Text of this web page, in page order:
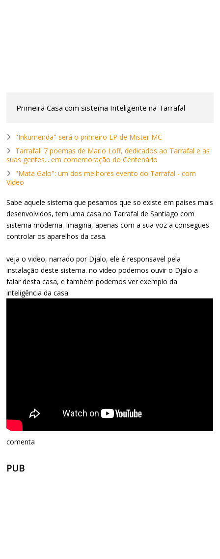
Primeira Casa com sistema Inteligente na Tarrafal
"Inkumenda" será o primeiro EP de Mister MC
Tarrafal: 7 poemas de Mario Loff, dedicados ao Tarrafal e as
suas gentes... em comemoração do Centenário
"Mata Galo": um dos melhores evento do Tarrafal - com
Video
Sabe aquele sistema que pesamos que so existe em países mais
desenvolvidos, tem uma casa no Tarrafal de Santiago com
sistema moderna. Imagina, apenas com a sua voz a consegues
controlar os aparelhos da casa.
veja o video, narrado por Djalo, ele é responsavel pela
instalação deste sistema. no video podemos ouvir o Djalo a
falar desta casa, e também podemos ver exemplo da
inteligência da casa.
comenta
PUB